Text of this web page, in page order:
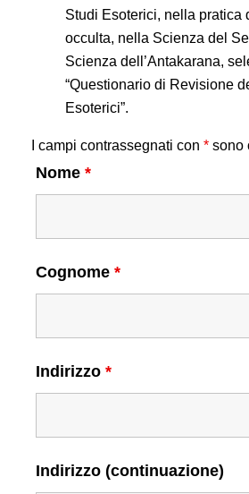
Studi Esoterici, nella pratica
occulta, nella Scienza del
Scienza dell’Antakarana,
“Questionario di Revisione
Esoterici”.
I campi contrassegnati con * sono
Nome *
Cognome *
Indirizzo *
Indirizzo (continuazione)